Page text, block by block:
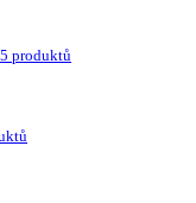
produktů